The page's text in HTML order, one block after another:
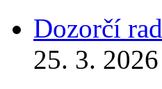
Dozorčí
25. 3. 2026